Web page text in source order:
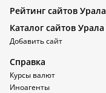
Рейтинг сайтов Урала
Каталог сайтов Урала
Добавить сайт
Справка
Курсы валют
Иноагенты